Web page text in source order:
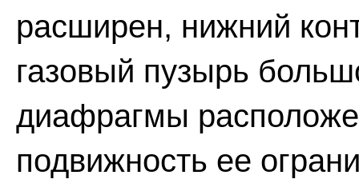
расширен, нижний
газовый пузырь
диафрагмы
подвижность ее